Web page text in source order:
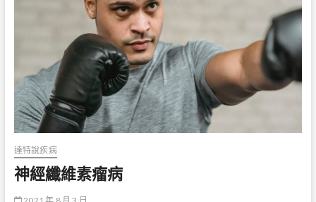
達特說疾病
神經纖維素瘤病